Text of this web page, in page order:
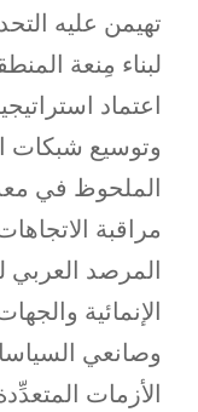
تهيمن عليه
لبناء مِنعة
اعتماد
وتوسيع شبكات
الملحوظ في
مراقبة
المرصد
الإنمائية
وصانعي
الأزمات